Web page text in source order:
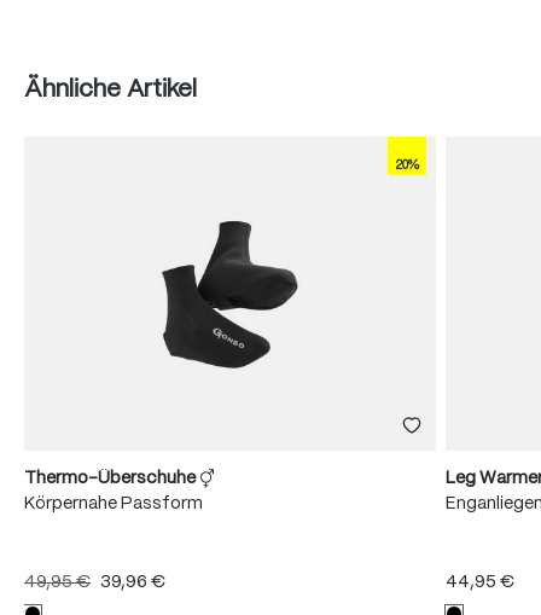
Produktgalerie überspringen
Ähnliche Artikel
20%
Thermo-Überschuhe
Körpernahe Passform
49,95 € 39,96 €
Leg
44,95 €